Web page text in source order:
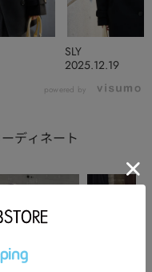
2025.12.19
SLY
powered by
ディネート